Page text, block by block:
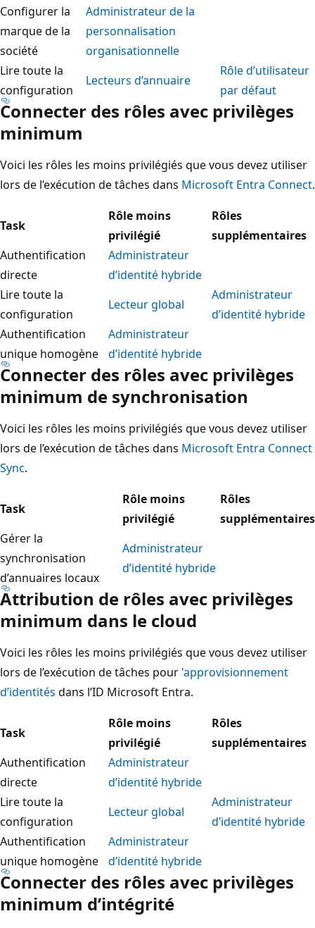
Configurer la
marque de la
société
Administrateur de la
personnalisation
organisationnelle
Lire toute la
configuration
Lecteurs d’annuaire
Rôle d’utilisateur
par défaut
Connecter des rôles avec privilèges
minimum
Voici les rôles les moins privilégiés que vous devez utiliser
lors de l’exécution de tâches dans Microsoft Entra Connect.
Task
Rôle moins
privilégié
Rôles
supplémentaires
Authentification
directe
Administrateur
d’identité hybride
Lire toute la
configuration
Lecteur global
Administrateur
d’identité hybride
Authentification
unique homogène
Administrateur
d’identité hybride
Connecter des rôles avec privilèges
minimum de synchronisation
Voici les rôles les moins privilégiés que vous devez utiliser
lors de l’exécution de tâches dans Microsoft Entra Connect
Sync.
Task
Rôle moins
privilégié
Rôles
supplémentaires
Gérer la
synchronisation
d’annuaires locaux
Administrateur
d’identité hybride
Attribution de rôles avec privilèges
minimum dans le cloud
Voici les rôles les moins privilégiés que vous devez utiliser
lors de l’exécution de tâches pour 'approvisionnement
d’identités dans l’ID Microsoft Entra.
Task
Rôle moins
privilégié
Rôles
supplémentaires
Authentification
directe
Administrateur
d’identité hybride
Lire toute la
configuration
Lecteur global
Administrateur
d’identité hybride
Authentification
unique homogène
Administrateur
d’identité hybride
Connecter des rôles avec privilèges
minimum d’intégrité